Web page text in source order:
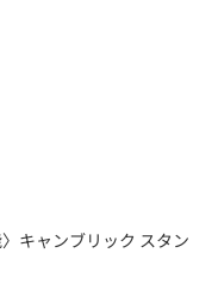
キャンブリック スタン